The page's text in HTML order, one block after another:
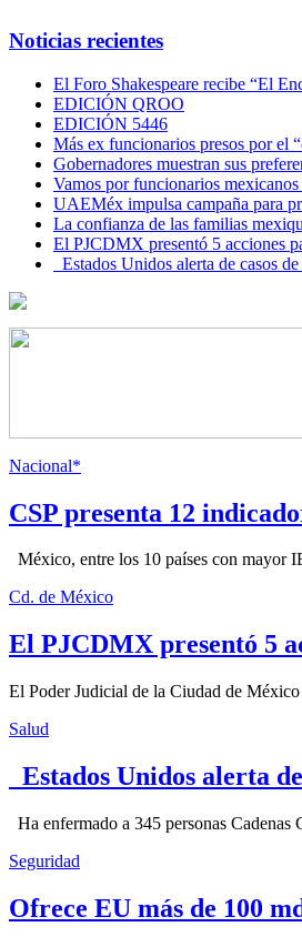
Noticias recientes
El Foro Shakespeare recibe “El
EDICIÓN QROO
EDICIÓN 5446
Más ex funcionarios presos por el
Gobernadores muestran sus
Vamos por funcionarios
UAEMéx impulsa campaña para
La confianza de las familias
El PJCDMX presentó 5 acciones
Estados Unidos alerta de casos
Nacional*
CSP presenta 12
México, entre los 10 países con mayor
Cd. de México
El PJCDMX presentó 5
El Poder Judicial de la Ciudad de
Salud
Estados Unidos alerta
Ha enfermado a 345 personas
Seguridad
Ofrece EU más de 100